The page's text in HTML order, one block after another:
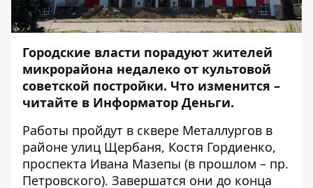
Городские власти порадуют жителей
микрорайона недалеко от культовой
советской постройки. Что изменится –
читайте в Информатор Деньги.
Работы пройдут в сквере Металлургов в
районе улиц Щербаня, Костя Гордиенко,
проспекта Ивана Мазепы (в прошлом – пр.
Петровского). Завершатся они до конца